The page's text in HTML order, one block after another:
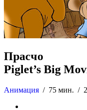
Прасчо
Piglet’s Big
Анимация / 75 мин. /